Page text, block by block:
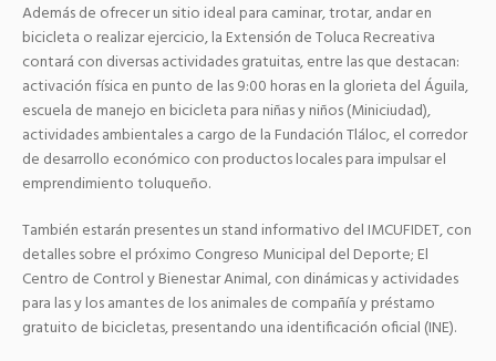
Además de ofrecer un sitio ideal para caminar, trotar, andar en
bicicleta o realizar ejercicio, la Extensión de Toluca Recreativa
contará con diversas actividades gratuitas, entre las que destacan:
activación física en punto de las 9:00 horas en la glorieta del Águila,
escuela de manejo en bicicleta para niñas y niños (Miniciudad),
actividades ambientales a cargo de la Fundación Tláloc, el corredor
de desarrollo económico con productos locales para impulsar el
emprendimiento toluqueño.
También estarán presentes un stand informativo del IMCUFIDET, con
detalles sobre el próximo Congreso Municipal del Deporte; El
Centro de Control y Bienestar Animal, con dinámicas y actividades
para las y los amantes de los animales de compañía y préstamo
gratuito de bicicletas, presentando una identificación oficial (INE).